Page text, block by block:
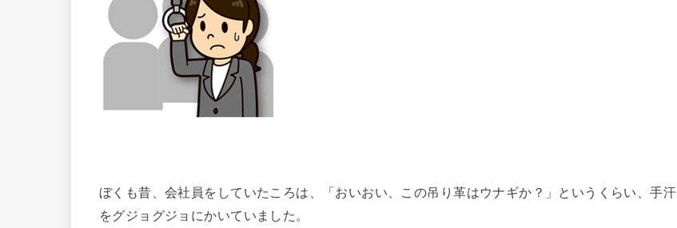
ぼくも昔、会社員をしていたころは、「おいおい、この吊り革はウナギか？」というくらい、手汗
をグジョグジョにかいていました。